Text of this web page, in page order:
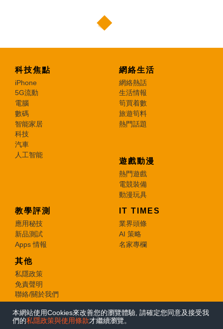
本網站使用Cookies來改善您的瀏覽體驗, 請確定您同意及接受我
們的私隱政策與使用條款才繼續瀏覽。
科技焦點
iPhone
5G流動
電腦
數碼
智能家居
科技
汽車
人工智能
網絡生活
網絡熱話
生活情報
筍買着數
旅遊筍料
熱門話題
遊戲動漫
熱門遊戲
電競裝備
動漫玩具
教學評測
應用秘技
新品測試
Apps 情報
IT TIMES
業界頭條
AI 策略
名家專欄
其他
私隱政策
免責聲明
聯絡/關於我們
© 2026 e-zone. All Rights Reserved.